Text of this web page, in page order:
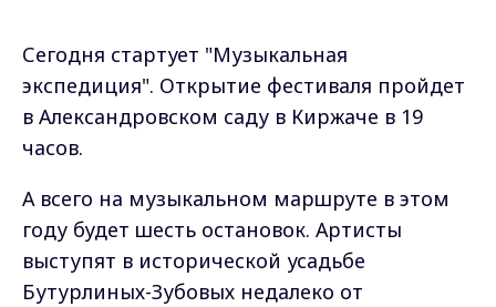
Сегодня стартует "Музыкальная
экспедиция". Открытие фестиваля пройдет
в Александровском саду в Киржаче в 19
часов.
А всего на музыкальном маршруте в этом
году будет шесть остановок. Артисты
выступят в исторической усадьбе
Бутурлиных-Зубовых недалеко от